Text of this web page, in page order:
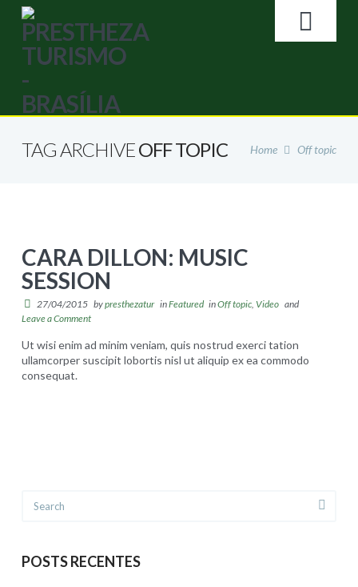
Search
HOME
BRASÍLIA
LOJA ONLINE
Loja
TAG ARCHIVEOFF TOPIC Home Off topic
CARA DILLON: MUSIC
SESSION
27/04/2015 bypresthezatur inFeatured inOff topic, Video and
Leave a Comment
Ut wisi enim ad minim veniam, quis nostrud exerci tation
ullamcorper suscipit lobortis nisl ut aliquip ex ea commodo
consequat.
l
POSTS RECENTES